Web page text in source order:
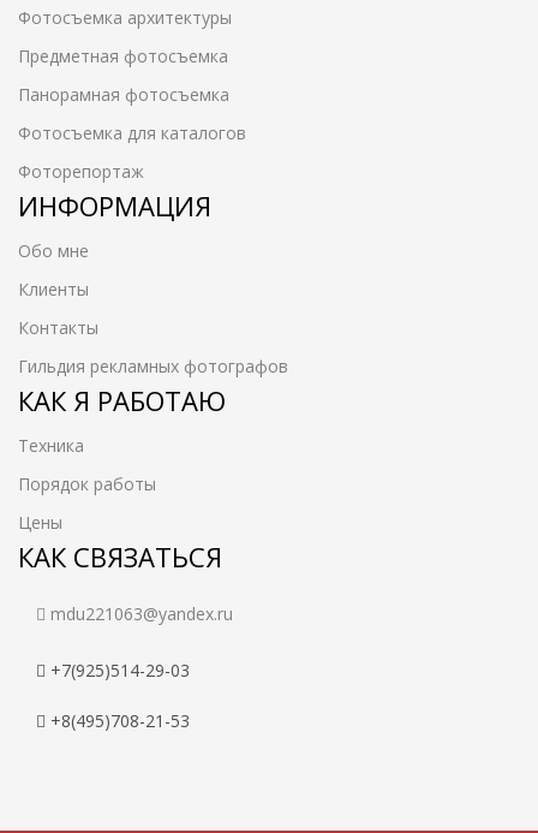
Фотосъемка архитектуры
Предметная фотосъемка
Панорамная фотосъемка
Фотосъемка для каталогов
Фоторепортаж
ИНФОРМАЦИЯ
Обо мне
Клиенты
Контакты
Гильдия рекламных фотографов
КАК Я РАБОТАЮ
Техника
Порядок работы
Цены
КАК СВЯЗАТЬСЯ
mdu221063@yandex.ru
+7(925)514-29-03
+8(495)708-21-53